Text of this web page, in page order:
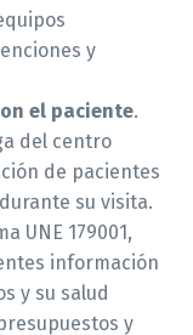
y
el paciente.
del centro
de pacientes
su visita.
UNE 179001,
información
y su salud
y